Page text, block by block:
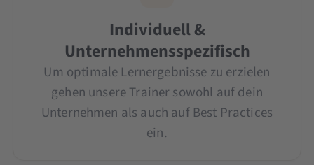
Individuell &
Unternehmensspezifisch
Um optimale Lernergebnisse zu erzielen
gehen unsere Trainer sowohl auf dein
Unternehmen als auch auf Best Practices
ein.